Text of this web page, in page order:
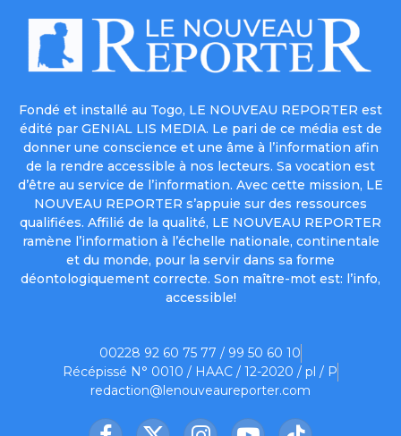
Fondé et installé au Togo, LE NOUVEAU REPORTER est
édité par GENIAL LIS MEDIA. Le pari de ce média est de
donner une conscience et une âme à l’information afin
de la rendre accessible à nos lecteurs. Sa vocation est
d’être au service de l’information. Avec cette mission, LE
NOUVEAU REPORTER s’appuie sur des ressources
qualifiées. Affilié de la qualité, LE NOUVEAU REPORTER
ramène l’information à l’échelle nationale, continentale
et du monde, pour la servir dans sa forme
déontologiquement correcte. Son maître-mot est: l’info,
accessible!
00228 92 60 75 77 / 99 50 60 10
Récépissé N° 0010 / HAAC / 12-2020 / pl / P
redaction@lenouveaureporter.com